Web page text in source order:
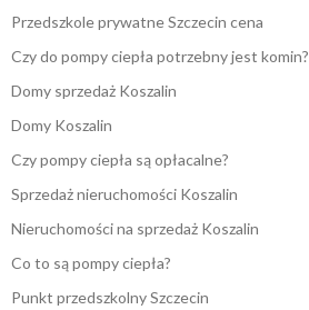
Przedszkole prywatne Szczecin cena
Czy do pompy ciepła potrzebny jest komin?
Domy sprzedaż Koszalin
Domy Koszalin
Czy pompy ciepła są opłacalne?
Sprzedaż nieruchomości Koszalin
Nieruchomości na sprzedaż Koszalin
Co to są pompy ciepła?
Punkt przedszkolny Szczecin